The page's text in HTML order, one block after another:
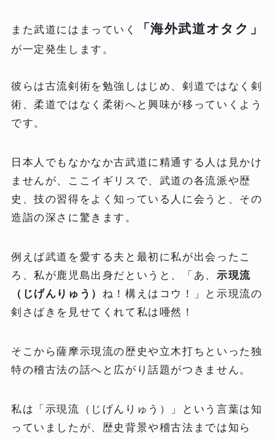
また武道にはまっていく 「海外武道オタク」
が一定発生します。
彼らは古流剣術を勉強しはじめ、剣道ではなく剣
術、柔道ではなく柔術へと興味が移っていくよう
です。
日本人でもなかなか古武道に精通する人は見かけ
ませんが、ここイギリスで、武道の各流派や歴
史、技の習得をよく知っている人に会うと、その
造詣の深さに驚きます。
例えば武道を愛する夫と最初に私が出会ったこ
ろ、私が鹿児島出身だというと、「あ、 示現流
（じげんりゅう） ね！構えはコウ！」と示現流の
剣さばきを見せてくれて私は唖然！
そこから薩摩示現流の歴史や立木打ちといった独
特の稽古法の話へと広がり話題がつきません。
私は「示現流（じげんりゅう）」という言葉は知
っていましたが、歴史背景や稽古法までは知ら